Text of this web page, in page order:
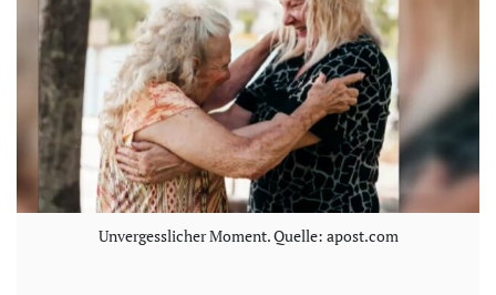
Unvergesslicher Moment. Quelle: apost.com